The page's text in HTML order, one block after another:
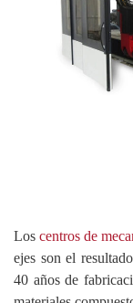
Loscentros de
ejes son el
40 años de